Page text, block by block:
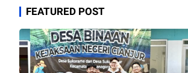
FEATURED POST